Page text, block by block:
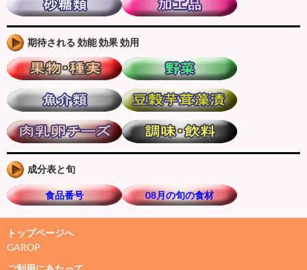
期待される 効能 効果 効用
成分表と旬
食品番号 08月の旬の食材
トップページへ
GAROP